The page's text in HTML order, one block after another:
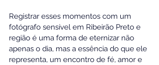
Registrar esses momentos com um
fotógrafo sensível em Ribeirão Preto e
região é uma forma de eternizar não
apenas o dia, mas a essência do que ele
representa, um encontro de fé, amor e